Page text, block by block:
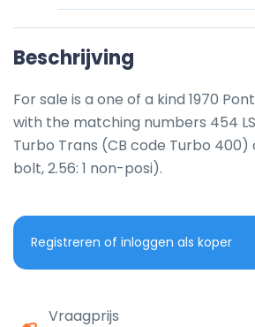
Beschrijving
For sale is a one of a kind 1970
with the matching numbers 454
Turbo Trans (CB code Turbo 400)
bolt, 2.56: 1 non-posi).
Registreren of inloggen als koper
Vraagprijs